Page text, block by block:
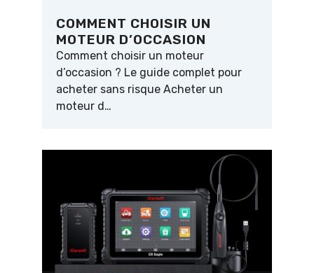
COMMENT CHOISIR UN
MOTEUR D’OCCASION
Comment choisir un moteur
d’occasion ? Le guide complet pour
acheter sans risque Acheter un
moteur d…